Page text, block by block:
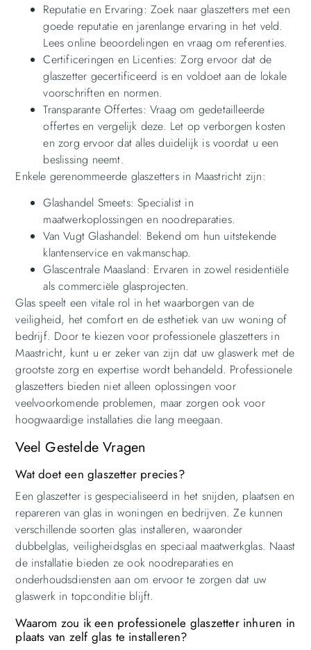
Reputatie en Ervaring: Zoek naar glaszetters met een
goede reputatie en jarenlange ervaring in het veld.
Lees online beoordelingen en vraag om referenties.
Certificeringen en Licenties: Zorg ervoor dat de
glaszetter gecertificeerd is en voldoet aan de lokale
voorschriften en normen.
Transparante Offertes: Vraag om gedetailleerde
offertes en vergelijk deze. Let op verborgen kosten
en zorg ervoor dat alles duidelijk is voordat u een
beslissing neemt.
Enkele gerenommeerde glaszetters in Maastricht zijn:
Glashandel Smeets: Specialist in
maatwerkoplossingen en noodreparaties.
Van Vugt Glashandel: Bekend om hun uitstekende
klantenservice en vakmanschap.
Glascentrale Maasland: Ervaren in zowel residentiële
als commerciële glasprojecten.
Glas speelt een vitale rol in het waarborgen van de
veiligheid, het comfort en de esthetiek van uw woning of
bedrijf. Door te kiezen voor professionele glaszetters in
Maastricht, kunt u er zeker van zijn dat uw glaswerk met de
grootste zorg en expertise wordt behandeld. Professionele
glaszetters bieden niet alleen oplossingen voor
veelvoorkomende problemen, maar zorgen ook voor
hoogwaardige installaties die lang meegaan.
Veel Gestelde Vragen
Wat doet een glaszetter precies?
Een glaszetter is gespecialiseerd in het snijden, plaatsen en
repareren van glas in woningen en bedrijven. Ze kunnen
verschillende soorten glas installeren, waaronder
dubbelglas, veiligheidsglas en speciaal maatwerkglas. Naast
de installatie bieden ze ook noodreparaties en
onderhoudsdiensten aan om ervoor te zorgen dat uw
glaswerk in topconditie blijft.
Waarom zou ik een professionele glaszetter inhuren in
plaats van zelf glas te installeren?